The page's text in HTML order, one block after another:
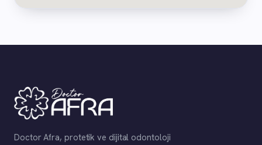
Doctor Afra, protetik ve dijital odontoloji